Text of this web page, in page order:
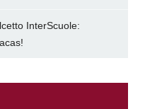
InterScuole: